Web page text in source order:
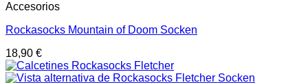
Accesorios
Rockasocks Mountain of Doom Socken
18,90 €